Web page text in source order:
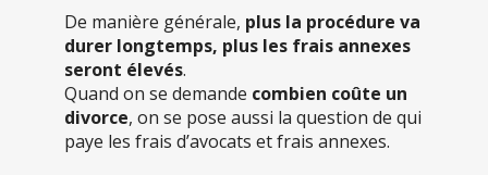
De manière générale, plus la procédure va
durer longtemps, plus les frais annexes
seront élevés.
Quand on se demande combien coûte un
divorce, on se pose aussi la question de qui
paye les frais d’avocats et frais annexes.